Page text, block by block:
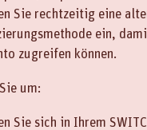
Sie rechtzeitig eine
ein,
zugreifen können.
um:
Sie sich in Ihrem